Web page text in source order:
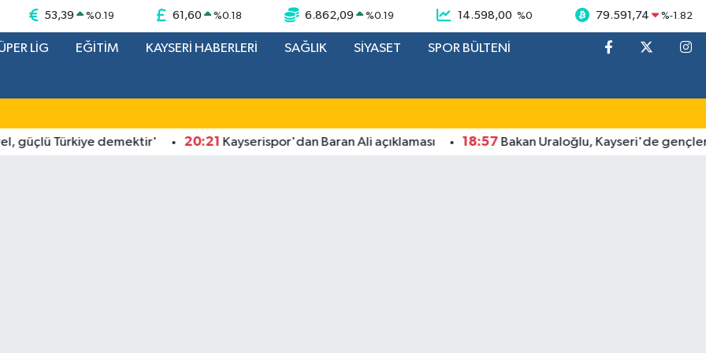
53,39 %0.19 61,60 %0.18 6.862,09 %0.19 14.598,00 %0 79.591,74 %-1.82
LİG EĞİTİM KAYSERİ HABERLERİ SAĞLIK SİYASET SPOR BÜLTENİ
Türkiye demektir' 20:21Kayserispor'dan Baran Ali açıklaması 18:57 Bakan Uraloğlu, Kayseri'de gençlerle